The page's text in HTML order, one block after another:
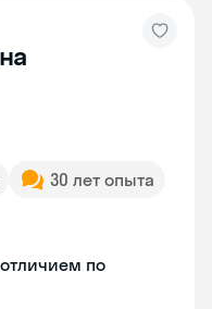
30 лет опыта
по